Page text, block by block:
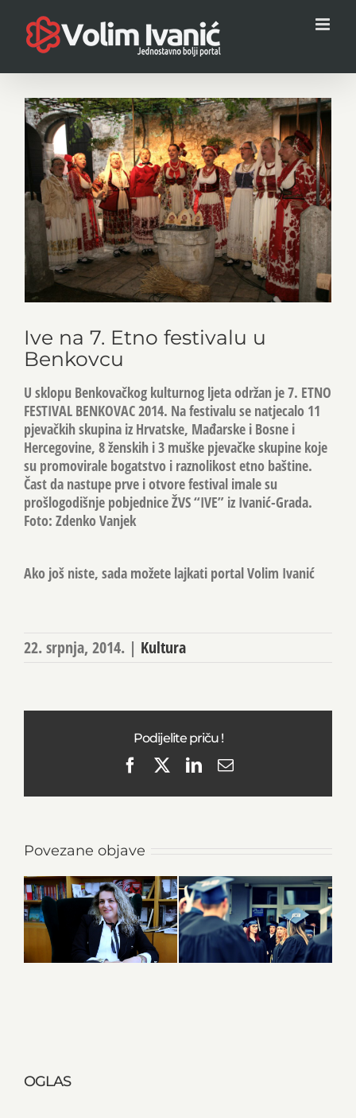
content
View
Larger
Image
Ive na 7. Etno festivalu u
Benkovcu
U sklopu Benkovačkog kulturnog ljeta održan je 7. ETNO
FESTIVAL BENKOVAC 2014. Na festivalu se natjecalo 11
pjevačkih skupina iz Hrvatske, Mađarske i Bosne i
Hercegovine, 8 ženskih i 3 muške pjevačke skupine koje
su promovirale bogatstvo i raznolikost etno baštine.
Čast da nastupe prve i otvore festival imale su
prošlogodišnje pobjednice ŽVS “IVE” iz Ivanić-Grada.
Foto: Zdenko Vanjek
Ako još niste, sada možete lajkati portal Volim Ivanić
22. srpnja, 2014. | Kultura
Podijelite priču !
FacebookLinkedIn
Email
Povezane objave
OGLAS